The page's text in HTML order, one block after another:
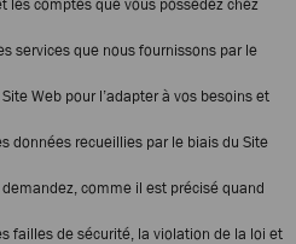
les comptes que vous possédez chez
services que nous fournissons par le
Web pour l’adapter à vos besoins et
données recueillies par le biais du Site
comme il est précisé quand
failles de sécurité, la violation de la loi et